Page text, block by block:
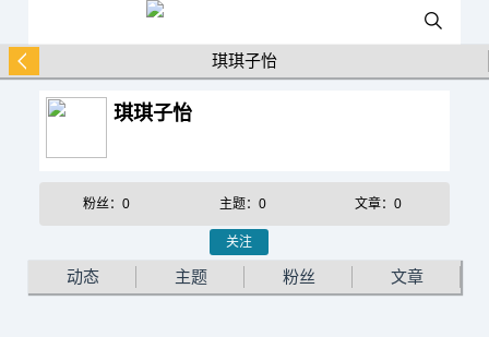
琪琪子怡
琪琪子怡
粉丝：0 主题：0 文章：0
关注
动态 主题 粉丝 文章